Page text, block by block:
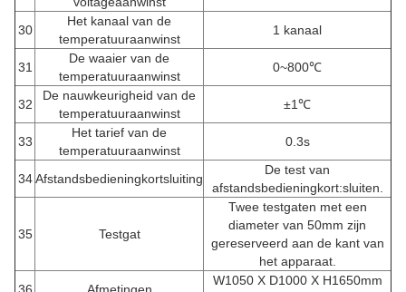
30
Het kanaal van de
temperatuuraanwinst
1 kanaal
31
De waaier van de
temperatuuraanwinst
0~800℃
32
De nauwkeurigheid van de
temperatuuraanwinst
±1℃
33
Het tarief van de
temperatuuraanwinst
0.3s
34 Afstandsbedieningkortsluiting
De test van
afstandsbedieningkort:sluiten.
35 Testgat
Twee testgaten met een
diameter van 50mm zijn
gereserveerd aan de kant van
het apparaat.
W1050 X D1000 X H1650mm